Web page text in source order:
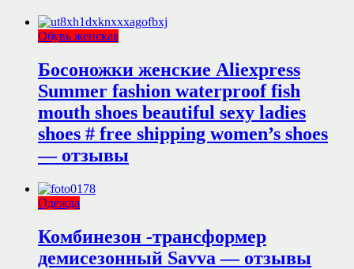
Обувь женская
Босоножки женские Aliexpress
Summer fashion waterproof fish
mouth shoes beautiful sexy ladies
shoes # free shipping women’s shoes
— отзывы
Одежда
Комбинезон -трансформер
демисезонный Savva — отзывы